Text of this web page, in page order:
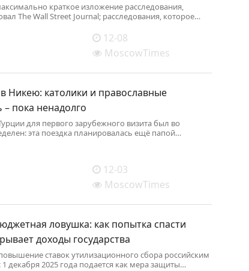
краткое изложение расследования,
The Wall Street Journal; расследования, которое
12-08
MoscowTimes
Никею: католики и православные
пока ненадолго
для первого зарубежного визита был во
эта поездка планировалась ещё папой
12-03
MoscowTimes
ловушка: как попытка спасти
доходы государства
ставок утилизационного сбора российским
декабря 2025 года подается как мера защиты